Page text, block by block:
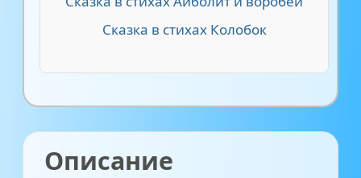
Сказка в стихах Колобок
Описание